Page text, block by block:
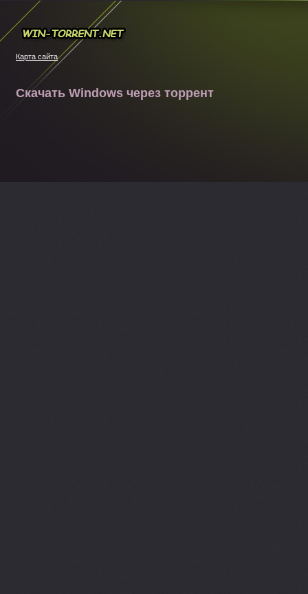
Карта сайта
Скачать Windows через торрент